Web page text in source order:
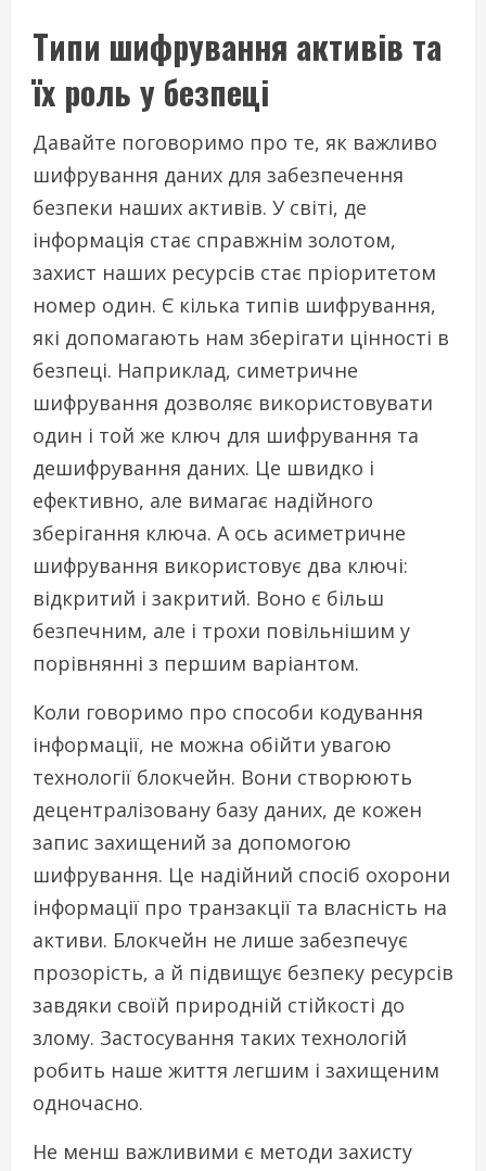
Типи шифрування активів та
їх роль у безпеці
Давайте поговоримо про те, як важливо
шифрування даних для забезпечення
безпеки наших активів. У світі, де
інформація стає справжнім золотом,
захист наших ресурсів стає пріоритетом
номер один. Є кілька типів шифрування,
які допомагають нам зберігати цінності в
безпеці. Наприклад, симетричне
шифрування дозволяє використовувати
один і той же ключ для шифрування та
дешифрування даних. Це швидко і
ефективно, але вимагає надійного
зберігання ключа. А ось асиметричне
шифрування використовує два ключі:
відкритий і закритий. Воно є більш
безпечним, але і трохи повільнішим у
порівнянні з першим варіантом.
Коли говоримо про способи кодування
інформації, не можна обійти увагою
технології блокчейн. Вони створюють
децентралізовану базу даних, де кожен
запис захищений за допомогою
шифрування. Це надійний спосіб охорони
інформації про транзакції та власність на
активи. Блокчейн не лише забезпечує
прозорість, а й підвищує безпеку ресурсів
завдяки своїй природній стійкості до
злому. Застосування таких технологій
робить наше життя легшим і захищеним
одночасно.
Не менш важливими є методи захисту